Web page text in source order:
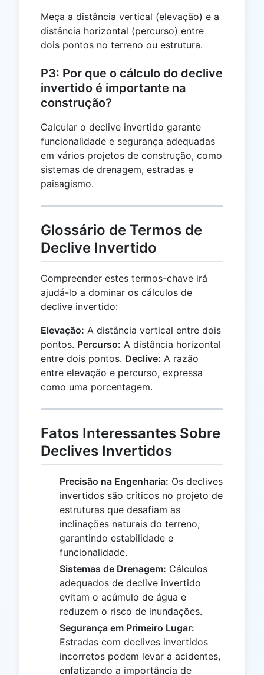
Meça a distância vertical (elevação) e a
distância horizontal (percurso) entre
dois pontos no terreno ou estrutura.
P3: Por que o cálculo do declive
invertido é importante na
construção?
Calcular o declive invertido garante
funcionalidade e segurança adequadas
em vários projetos de construção, como
sistemas de drenagem, estradas e
paisagismo.
Glossário de Termos de
Declive Invertido
Compreender estes termos-chave irá
ajudá-lo a dominar os cálculos de
declive invertido:
Elevação: A distância vertical entre dois
pontos. Percurso: A distância horizontal
entre dois pontos. Declive: A razão
entre elevação e percurso, expressa
como uma porcentagem.
Fatos Interessantes Sobre
Declives Invertidos
Precisão na Engenharia: Os declives
invertidos são críticos no projeto de
estruturas que desafiam as
inclinações naturais do terreno,
garantindo estabilidade e
funcionalidade.
Sistemas de Drenagem: Cálculos
adequados de declive invertido
evitam o acúmulo de água e
reduzem o risco de inundações.
Segurança em Primeiro Lugar:
Estradas com declives invertidos
incorretos podem levar a acidentes,
enfatizando a importância de